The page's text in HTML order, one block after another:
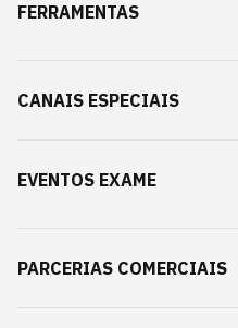
FERRAMENTAS
CANAIS ESPECIAIS
EVENTOS EXAME
PARCERIAS COMERCIAIS